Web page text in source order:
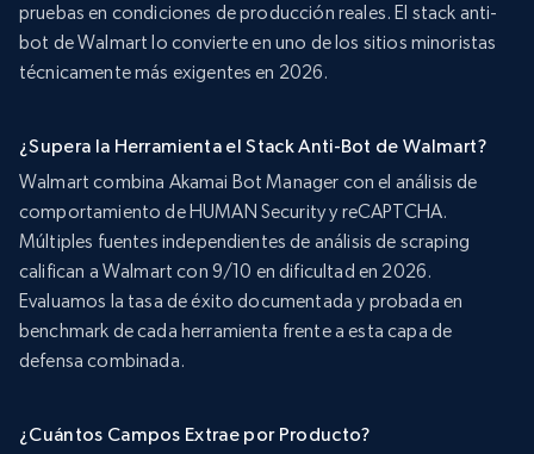
pruebas en condiciones de producción reales. El stack anti-
bot de Walmart lo convierte en uno de los sitios minoristas
técnicamente más exigentes en 2026.
¿Supera la Herramienta el Stack Anti-Bot de Walmart?
Walmart combina Akamai Bot Manager con el análisis de
comportamiento de HUMAN Security y reCAPTCHA.
Múltiples fuentes independientes de análisis de scraping
califican a Walmart con 9/10 en dificultad en 2026.
Evaluamos la tasa de éxito documentada y probada en
benchmark de cada herramienta frente a esta capa de
defensa combinada.
¿Cuántos Campos Extrae por Producto?